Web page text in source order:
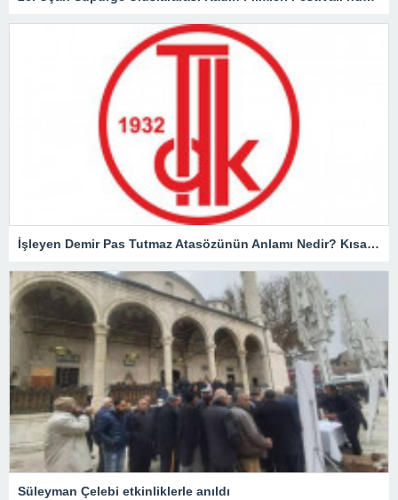
İşleyen Demir Pas Tutmaz Atasözünün Anlamı Nedir? Kısaca Açıklaması Ve Örnek Cümle…
Süleyman Çelebi etkinliklerle anıldı